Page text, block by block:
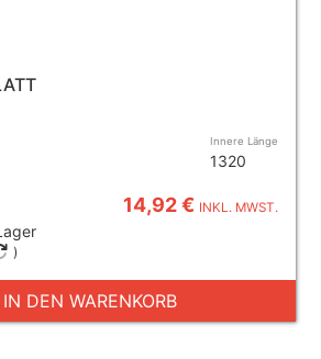
Innere Länge
1320
14,92 € INKL. MWST.
)
IN DEN WARENKORB